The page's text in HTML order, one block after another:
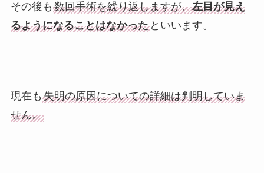
その後も 数回手術を繰り返しますが、左目が見え
るようになることはなかったといいます。
現在も 失明の原因についての詳細は判明していま
せん。